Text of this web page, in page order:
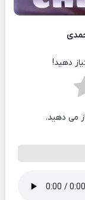
دهید!
می دهید.